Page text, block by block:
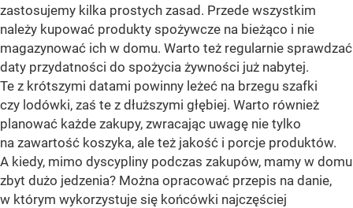
zastosujemy kilka prostych zasad. Przede wszystkim
należy kupować produkty spożywcze na bieżąco i nie
magazynować ich w domu. Warto też regularnie sprawdzać
daty przydatności do spożycia żywności już nabytej.
Te z krótszymi datami powinny leżeć na brzegu szafki
czy lodówki, zaś te z dłuższymi głębiej. Warto również
planować każde zakupy, zwracając uwagę nie tylko
na zawartość koszyka, ale też jakość i porcje produktów.
A kiedy, mimo dyscypliny podczas zakupów, mamy w domu
zbyt dużo jedzenia? Można opracować przepis na danie,
w którym wykorzystuje się końcówki najczęściej